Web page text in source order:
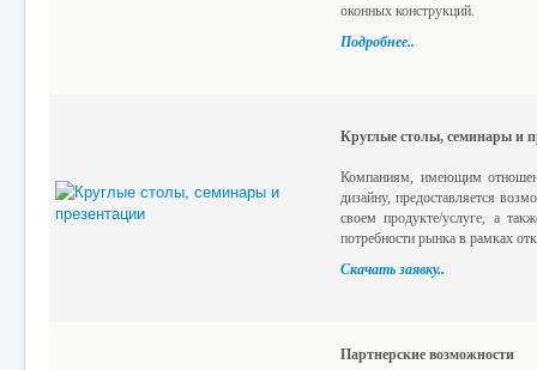
оконных конструкций.
Подробнее..
Круглые столы, семинары и
Компаниям, имеющим
дизайну, предоставляется
своем продукте/услуге, а
потребности рынка в рамках
Скачать заявку..
Партнерские возможности